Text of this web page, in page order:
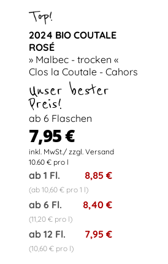
2024 BIO COUTALE
ROSÉ
» Malbec - trocken «
Clos la Coutale - Cahors
Unser bester
Preis!
ab 6 Flaschen
7,95 €
10.60 € pro l
ab 1 Fl. 8,85 €
(ab 10,60 € pro 1 l)
ab 6 Fl. 8,40 €
(11,20 € pro l)
ab 12 Fl. 7,95 €
(10,60 € pro l)